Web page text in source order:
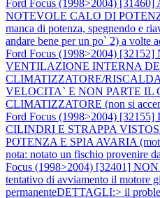
Ford Focus (1998>2004)
NOTEVOLE CALO DI
manca di potenza, spegnendo e
andare bene per un po` 2) a volte
Ford Focus (1998>2004)
VENTILAZIONE INTERNA
CLIMATIZZATORE/
VELOCITA` E NON PARTE IL
CLIMATIZZATORE (non si
Ford Focus (1998>2004)
CILINDRI E STRAPPA
POTENZA E SPIA AVARIA
nota: notato un fischio provenire
Focus (1998>2004) [32401]
tentativo di avviamento il motore
permanenteDETTAGLI:> il